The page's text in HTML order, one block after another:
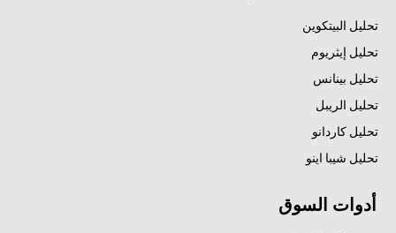
تحليل البيتكوين
تحليل إيثريوم
تحليل بينانس
تحليل الريبل
تحليل كاردانو
تحليل شيبا اينو
أدوات السوق